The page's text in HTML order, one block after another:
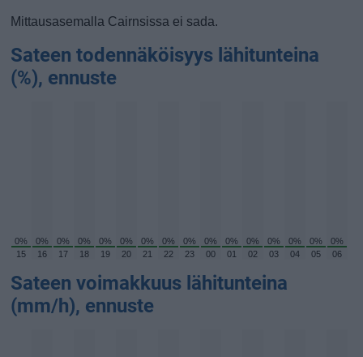
Mittausasemalla Cairnsissa ei sada.
Sateen todennäköisyys lähitunteina
(%), ennuste
0% 0% 0% 0% 0% 0% 0% 0% 0% 0% 0% 0% 0% 0% 0%
0%
15
16 17 18 19 20 21 22 23 00 01 02 03 04 05 06
Sateen voimakkuus lähitunteina
(mm/h), ennuste